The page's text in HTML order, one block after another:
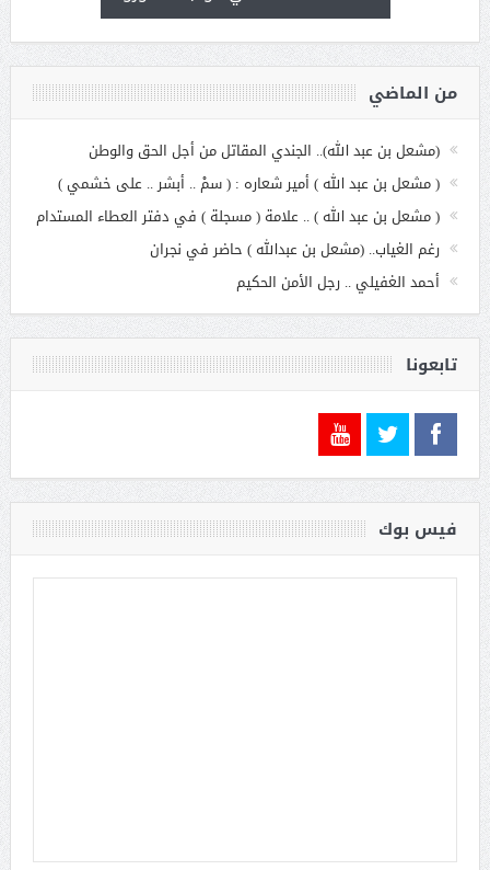
من الماضي
(مشعل بن عبد الله).. الجندي المقاتل من أجل الحق والوطن
( مشعل بن عبد الله ) أمير شعاره : ( سمْ .. أبشر .. على خشمي )
( مشعل بن عبد الله ) .. علامة ( مسجلة ) في دفتر العطاء المستدام
رغم الغياب.. (مشعل بن عبدالله ) حاضر في نجران
أحمد الغفيلي .. رجل الأمن الحكيم
تابعونا
فيس بوك